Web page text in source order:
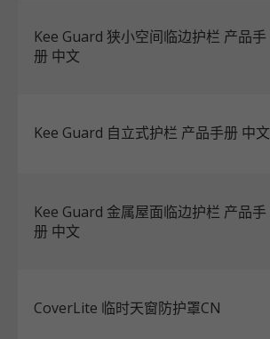
Kee Guard 狭小空间临边护栏 产品手
册 中文
Kee Guard 自立式护栏 产品手册 中文
Kee Guard 金属屋面临边护栏 产品手
册 中文
CoverLite 临时天窗防护罩CN